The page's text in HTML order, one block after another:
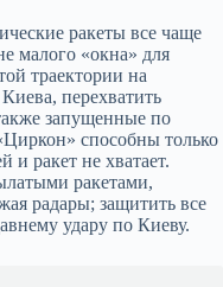
ракеты все чаще
малого «окна» для
траектории на
перехватить
запущенные по
способны только
и ракет не хватает.
ракетами,
радары; защитить все
удару по Киеву.